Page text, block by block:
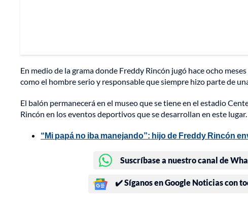
En medio de la grama donde Freddy Rincón jugó hace ocho
como el hombre serio y responsable que siempre hizo parte de
El balón permanecerá en el museo que se tiene en el estadio
Rincón en los eventos deportivos que se desarrollan en este lugar.
“Mi papá no iba manejando”: hijo de Freddy Rincón
Suscríbase a nuestro canal de
✔️ Síganos en Google Noticias con